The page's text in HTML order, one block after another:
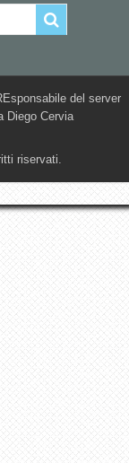
del server
Diego Cervia
riservati.